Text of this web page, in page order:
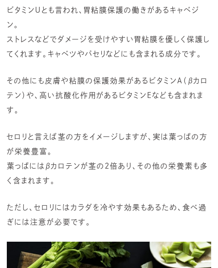
ビタミンUとも言われ、胃粘膜保護の働きがあるキャベジ
ン。
ストレスなどでダメージを受けやすい胃粘膜を優しく保護し
てくれます。キャベツやパセリなどにも含まれる成分です。
その他にも皮膚や粘膜の保護効果があるビタミンA（βカロ
テン）や、高い抗酸化作用があるビタミンEなども含まれま
す。
セロリと言えば茎の方をイメージしますが、実は葉っぱの方
が栄養豊富。
葉っぱにはβカロテンが茎の2倍あり、その他の栄養素も多
く含まれます。
ただし、セロリにはカラダを冷やす効果もあるため、食べ過
ぎには注意が必要です。